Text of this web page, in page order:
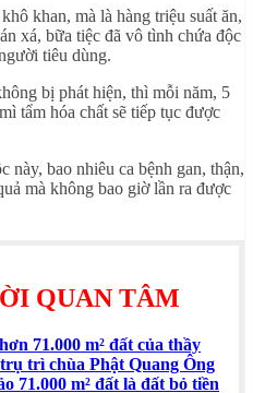
khan, mà là hàng triệu suất ăn,
xá, bữa tiệc đã vô tình chứa độc
tiêu dùng.
bị phát hiện, thì mỗi năm, 5
tẩm hóa chất sẽ tiếp tục được
này, bao nhiêu ca bệnh gan, thận,
mà không bao giờ lần ra được
QUAN TÂM
71.000 m² đất của thầy
trì chùa Phật Quang Ông
71.000 m² đất là đất bỏ tiền